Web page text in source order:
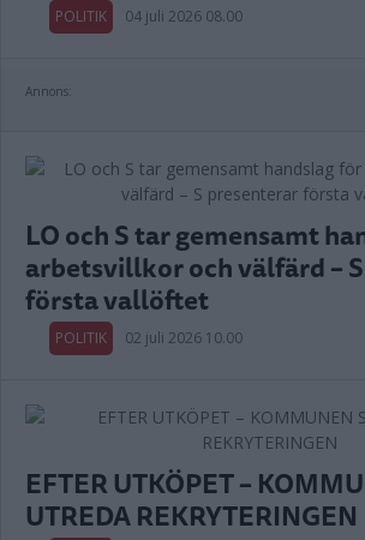
POLITIK 04 juli 2026 08.00
Annons:
LO och S tar gemensamt
arbetsvillkor och välfärd –
första vallöftet
POLITIK 02 juli 2026 10.00
EFTER UTKÖPET –
UTREDA REKRYTERINGEN